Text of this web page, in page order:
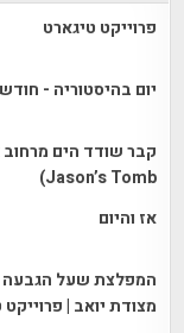
פרוייקט טיגארט
יום בהיסטוריה -
Jason’s Tomb)
אז והיום
המפלצת שעל הגבעה
מצודת יואב |